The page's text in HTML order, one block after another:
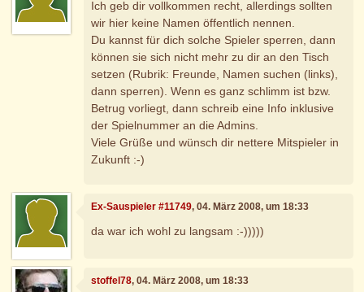
Ich geb dir vollkommen recht, allerdings sollten
wir hier keine Namen öffentlich nennen.
Du kannst für dich solche Spieler sperren, dann
können sie sich nicht mehr zu dir an den Tisch
setzen (Rubrik: Freunde, Namen suchen (links),
dann sperren). Wenn es ganz schlimm ist bzw.
Betrug vorliegt, dann schreib eine Info inklusive
der Spielnummer an die Admins.
Viele Grüße und wünsch dir nettere Mitspieler in
Zukunft :-)
Ex-Sauspieler #11749, 04. März 2008, um 18:33
da war ich wohl zu langsam :-)))))
stoffel78, 04. März 2008, um 18:33